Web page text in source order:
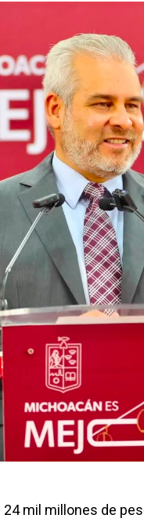
mil millones de